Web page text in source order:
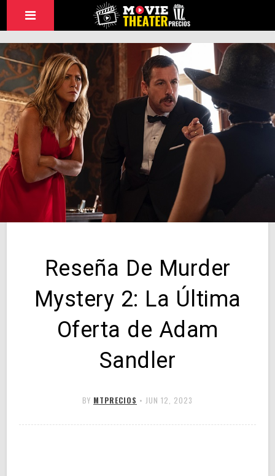
Reseña De Murder
Mystery 2: La Última
Oferta de Adam
Sandler
BY MTPRECIOS • JUN 12, 2023